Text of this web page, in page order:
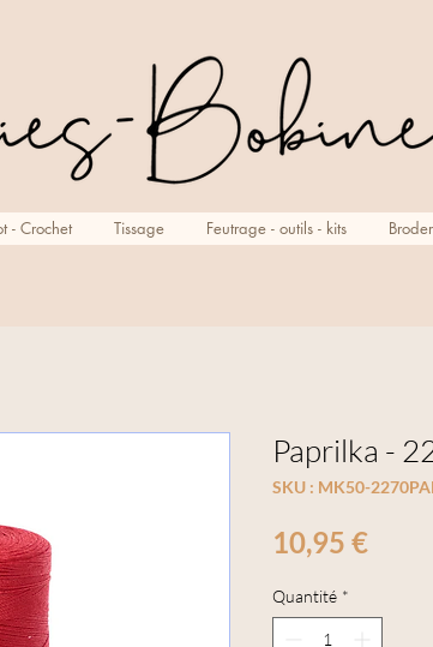
- Crochet Tissage Feutrage - outils - kits
Paprilka -
SKU : MK50-
10,95 €Prix
Quantité *